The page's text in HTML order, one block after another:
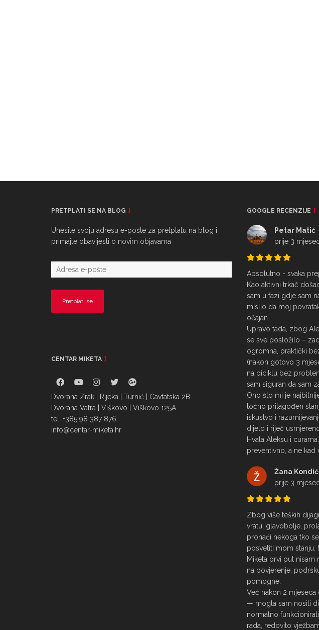
PRETPLATI SE NA BLOG
Unesite svoju adresu e-pošte za pretplatu na blog i
primajte obavijesti o novim objavama
CENTAR MIKETA
Dvorana Zrak | Rijeka | Turnić | Cavtatska 2B
Dvorana Vatra | Viškovo | Viškovo 125A
tel. +385 98 387 876
info@centar-miketa.hr
GOOGLE RECENZIJE
Petar Matić
prije 3
Apsolutno - svaka
Kao aktivni trkač
sam u fazi gdje sam
mislio da moj
očajan.
Upravo tada, zbog
se sve posložilo –
ogromna, praktički
(nakon gotovo 3
na biciklu bez
sam siguran da sam
Ono što mi je
točno prilagođen
iskustvo i
dijelo i riječ
Hvala Aleksu i
preventivno, a ne
Žana Kondić
prije 3
Zbog više teških
vratu, glavobolje,
pronaći nekoga tko
posvetiti mom stanju.
Miketa prvi put nisam
na povjerenje,
pomogne.
Već nakon 2
— mogla sam nositi
normalno
rada, redovito